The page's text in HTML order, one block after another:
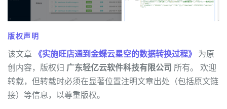
版权声明
该文章 《实施旺店通到金蝶云星空的数据转换过程》 为原
创内容，版权归 广东轻亿云软件科技有限公司 所有。 欢迎
转载，但转载时必须在显著位置注明文章出处（包括原文链
接）等信息，以尊重版权。